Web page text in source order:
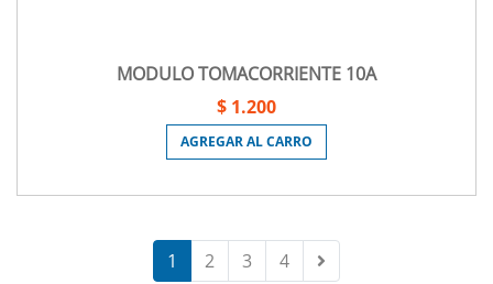
MODULO TOMACORRIENTE 10A
$ 1.200
AGREGAR AL CARRO
1 2 3 4